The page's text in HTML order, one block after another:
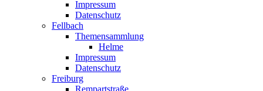
Impressum
Datenschutz
Fellbach
Themensammlung
Helme
Impressum
Datenschutz
Freiburg
Rempartstraße